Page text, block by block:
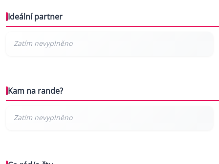
Ideální partner
Kam na rande?